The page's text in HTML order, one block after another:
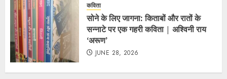
कविता
सोने के लिए जागना: किताबों और रातों के
सन्नाटे पर एक गहरी कविता | अश्विनी राय
‘अरूण’
JUNE 28, 2026